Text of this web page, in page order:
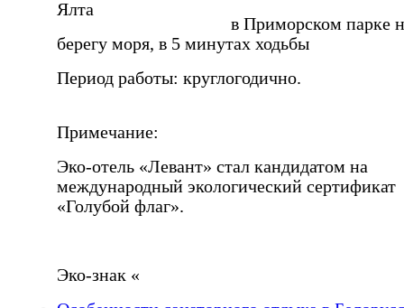
в Приморском парке
берегу моря, в 5 минутах ходьбы
Период работы: круглогодично.
Примечание:
Эко-отель «Левант» стал кандидатом на
международный экологический сертификат
«Голубой флаг».
Эко-знак «